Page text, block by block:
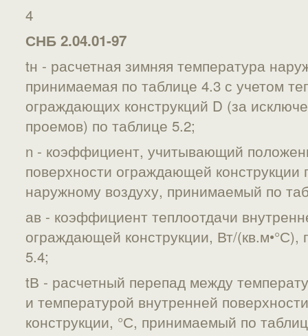
4
СНБ 2.04.01-97
tн - расчетная зимняя температура
принимаемая по таблице 4.3 с учетом
ограждающих конструкций D (за
проемов) по таблице 5.2;
n - коэффициент, учитывающий
поверхности ограждающей
наружному воздуху, принимаемый по
ав - коэффициент теплоотдачи
ограждающей конструкции, Вт/
5.4;
tВ - расчетный перепад между
и температурой внутренней
конструкции, °С, принимаемый по